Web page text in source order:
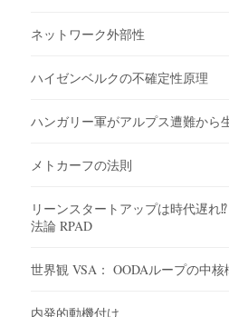
ネットワーク外部性
ハイゼンベルクの不確定性原理
ハンガリー軍がアルプス遭難から
メトカーフの法則
リーンスタートアップは時代遅れ
法論 RPAD
世界観 VSA： OODAループの中核
内発的動機付け